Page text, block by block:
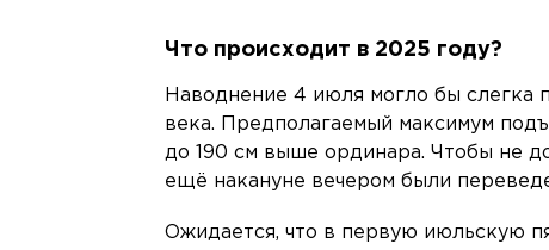
Что происходит в 2025 году?
Наводнение 4 июля могло бы слегка
века. Предполагаемый максимум
до 190 см выше ординара. Чтобы не
ещё накануне вечером были
Ожидается, что в первую июльскую